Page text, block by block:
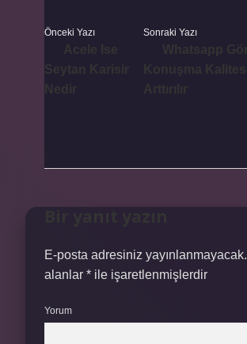
Önceki Yazı Sonraki Yazı
E-posta adresiniz yayınlanmayacak.
alanlar * ile işaretlenmişlerdir
Yorum